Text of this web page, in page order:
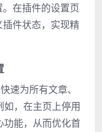
。在插件的设置页
件状态，实现精
速为所有文章、
如，在主页上停用
功能，从而优化首